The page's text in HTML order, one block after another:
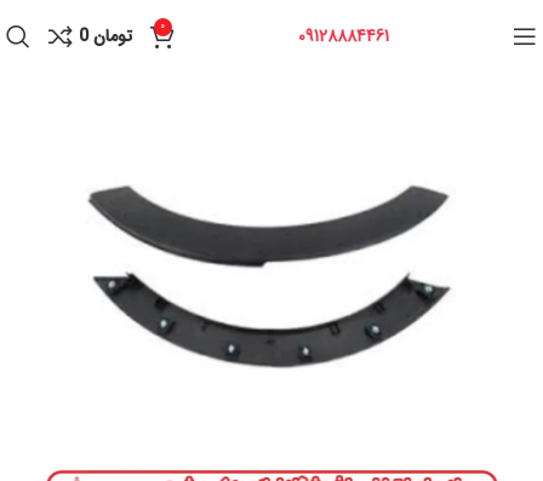
09128884461
0 تومان0